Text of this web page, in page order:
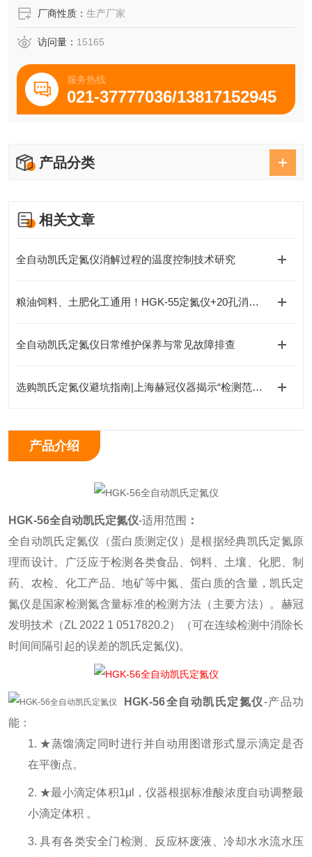
厂商性质： 生产厂家
访问量： 15165
服务热线
021-37777036/13817152945
产品分类
相关文章
全自动凯氏定氮仪消解过程的温度控制技术研究
粮油饲料、土肥化工通用！HGK-55定氮仪+20孔消化炉全套检测方案
全自动凯氏定氮仪日常维护保养与常见故障排查
选购凯氏定氮仪避坑指南|上海赫冠仪器揭示“检测范围“背后的关键承诺
产品介绍
HGK-56全自动凯氏定氮仪-适用范围 ：
全自动凯氏定氮仪（蛋白质测定仪）是根据经典凯氏定氮原
理而设计。广泛应于检测各类食品、饲料、土壤、化肥、制
药、农检、化工产品、地矿等中氮、蛋白质的含量，凯氏定
氮仪是国家检测氮含量标准的检测方法（主要方法）。赫冠
发明技术（ZL 2022 1 0517820.2）（可在连续检测中消除长
时间间隔引起的误差的凯氏定氮仪)。
HGK-56全自动凯氏定氮仪-产品功
能：
1. ★蒸馏滴定同时进行并自动用图谱形式显示滴定是否
在平衡点。
2. ★最小滴定体积1μl，仪器根据标准酸浓度自动调整最
小滴定体积 。
3. 具有各类安全门检测、反应杯废液、冷却水水流水压